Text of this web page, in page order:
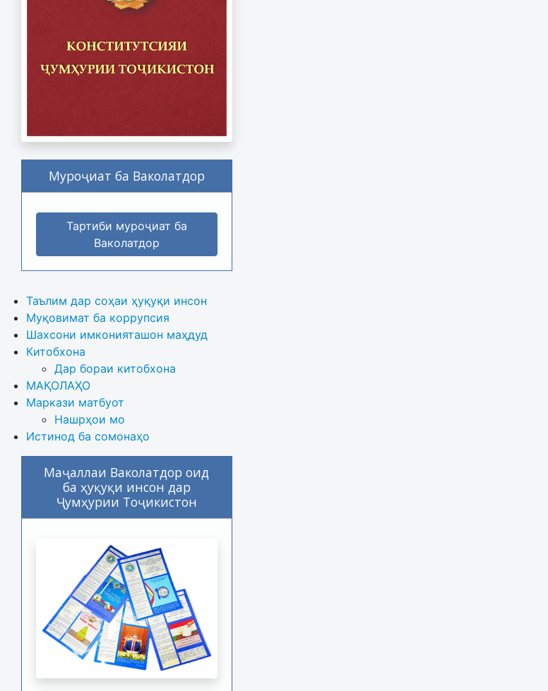
Муроҷиат ба Ваколатдор
Тартиби муроҷиат ба
Ваколатдор
Таълим дар соҳаи ҳуқуқи инсон
Муқовимат ба коррупсия
Шахсони имконияташон маҳдуд
Китобхона
Дар бораи китобхона
МАҚОЛАҲО
Маркази матбуот
Нашрҳои мо
Истинод ба сомонаҳо
Маҷаллаи Ваколатдор оид
ба ҳуқуқи инсон дар
Ҷумҳурии Тоҷикистон